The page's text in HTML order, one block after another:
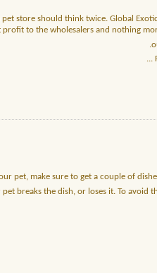
store should think twice. Global
to the wholesalers and nothing
...
pet, make sure to get a couple of
breaks the dish, or loses it. To